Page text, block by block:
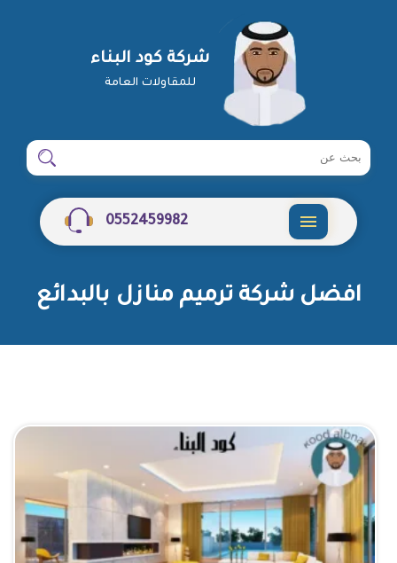
شركة كود البناء
للمقاولات العامة
ابحث
شركة
ابحث
0552459982
افضل شركة ترميم منازل بالبدائع